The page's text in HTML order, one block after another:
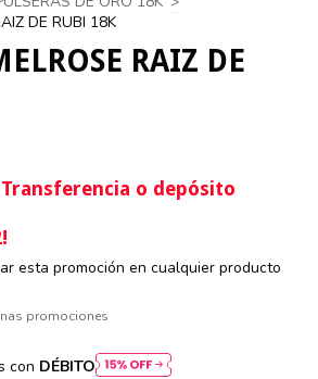
DE RUBI 18K
RAIZ DE
Transferencia o depósito
esta promoción en cualquier producto
promociones
con DÉBITO